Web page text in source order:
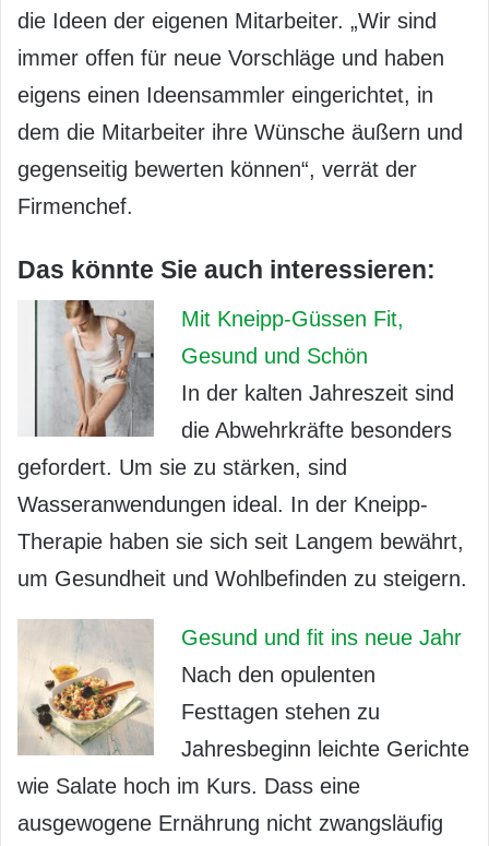
die Ideen der eigenen Mitarbeiter. „Wir sind
immer offen für neue Vorschläge und haben
eigens einen Ideensammler eingerichtet, in
dem die Mitarbeiter ihre Wünsche äußern und
gegenseitig bewerten können“, verrät der
Firmenchef.
Das könnte Sie auch interessieren:
Mit Kneipp-Güssen Fit,
Gesund und Schön
In der kalten Jahreszeit sind
die Abwehrkräfte besonders
gefordert. Um sie zu stärken, sind
Wasseranwendungen ideal. In der Kneipp-
Therapie haben sie sich seit Langem bewährt,
um Gesundheit und Wohlbefinden zu steigern.
Gesund und fit ins neue Jahr
Nach den opulenten
Festtagen stehen zu
Jahresbeginn leichte Gerichte
wie Salate hoch im Kurs. Dass eine
ausgewogene Ernährung nicht zwangsläufig